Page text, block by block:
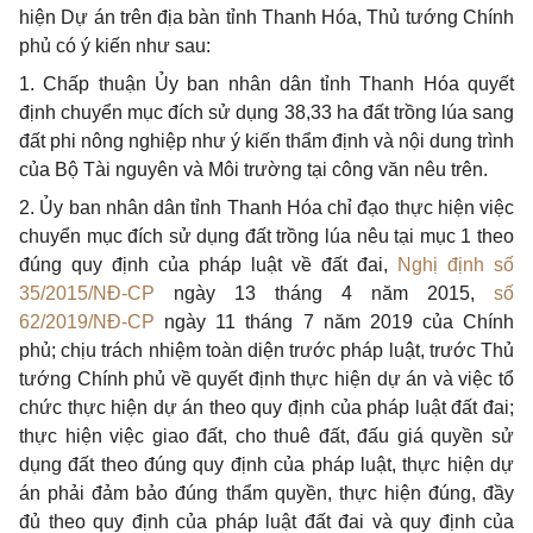
hiện Dự án trên địa bàn tỉnh Thanh Hóa, Thủ tướng Chính
phủ có ý kiến như sau:
1. Chấp thuận Ủy ban nhân dân tỉnh Thanh Hóa quyết
định chuyển mục đích sử dụng 38,33 ha đất trồng lúa sang
đất phi nông nghiệp như ý kiến thẩm định và nội dung trình
của Bộ Tài nguyên và Môi trường tại công văn nêu trên.
2. Ủy ban nhân dân tỉnh Thanh Hóa chỉ đạo thực hiện việc
chuyển mục đích sử dụng đất trồng lúa nêu tại mục 1 theo
đúng quy định của pháp luật về đất đai,
Nghị định số
35/2015/NĐ-CP ngày 13 tháng 4 năm 2015, số
62/2019/NĐ-CP ngày 11 tháng 7 năm 2019 của Chính
phủ; chịu trách nhiệm toàn diện trước pháp luật, trước Thủ
tướng Chính phủ về quyết định thực hiện dự án và việc tổ
chức thực hiện dự án theo quy định của pháp luật đất đai;
thực hiện việc giao đất, cho thuê đất, đấu giá quyền sử
dụng đất theo đúng quy định của pháp luật, thực hiện dự
án phải đảm bảo đúng thẩm quyền, thực hiện đúng, đầy
đủ theo quy định của pháp luật đất đai và quy định của